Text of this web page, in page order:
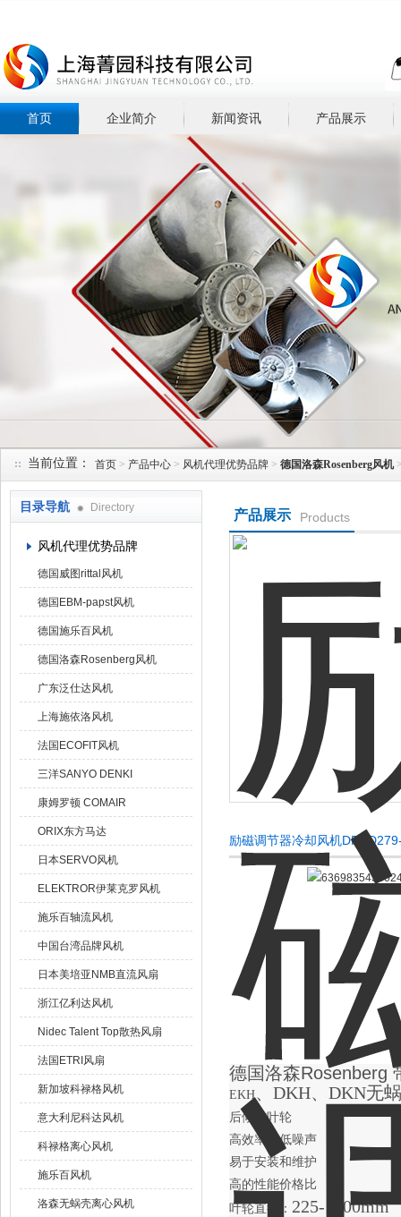
首页 企业简介 新闻资讯 产品展示
当前位置： 首页 > 产品中心 > 风机代理优势品牌 > 德国洛森Rosenberg风机
目录导航 Directory
风机代理优势品牌
德国威图rittal风机
德国EBM-papst风机
德国施乐百风机
德国洛森Rosenberg风机
广东泛仕达风机
上海施依洛风机
法国ECOFIT风机
三洋SANYO DENKI
康姆罗顿 COMAIR
ORIX东方马达
日本SERVO风机
ELEKTROR伊莱克罗风机
施乐百轴流风机
中国台湾品牌风机
日本美培亚NMB直流风扇
浙江亿利达风机
Nidec Talent Top散热风扇
法国ETRI风扇
新加坡科禄格风机
意大利尼科达风机
科禄格离心风机
施乐百风机
洛森无蜗壳离心风机
产品展示 Products
励磁调节器冷却风机
德国洛森Rosenberg
EKH、DKH、DKN无
后倾式叶轮
高效率、低噪声
易于安装和维护
高的性能价格比
叶轮直径： 225-1000mm